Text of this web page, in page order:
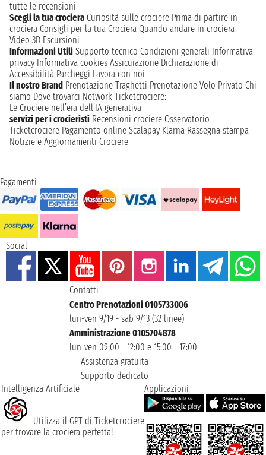
tutte le recensioni
Scegli la tua crociera Curiosità sulle crociere Prima di partire in
crociera Consigli per la tua Crociera Quando andare in crociera
Video 3D Escursioni
Informazioni Utili Supporto tecnico Condizioni generali Informativa
privacy Informativa cookies Assicurazione Dichiarazione di
Accessibilità Parcheggi Lavora con noi
Il nostro Brand Prenotazione Traghetti Prenotazione Volo Privato Chi
siamo Dove trovarci Network Ticketcrociere:
Le Crociere nell’era dell’IA generativa
servizi per i crocieristi Recensioni crociere Osservatorio
Ticketcrociere Pagamento online Scalapay Klarna Rassegna stampa
Notizie e Aggiornamenti Crociere
Pagamenti
Social
Contatti
Centro Prenotazioni 0105733006
lun-ven 9/19 - sab 9/13 (32 linee)
Amministrazione 0105704878
lun-ven 09:00 - 12:00 e 15:00 - 17:00
Assistenza gratuita
Supporto dedicato
Intelligenza Artificiale
Utilizza il GPT di Ticketcrociere
per trovare la crociera perfetta!
Applicazioni